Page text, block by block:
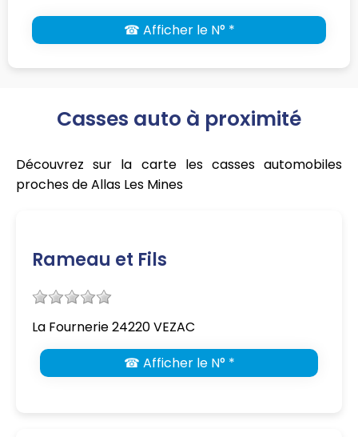
☎ Afficher le N° *
Casses auto à proximité
Découvrez sur la carte les casses automobiles
proches de Allas Les Mines
Rameau et Fils
La Fournerie 24220 VEZAC
☎ Afficher le N° *